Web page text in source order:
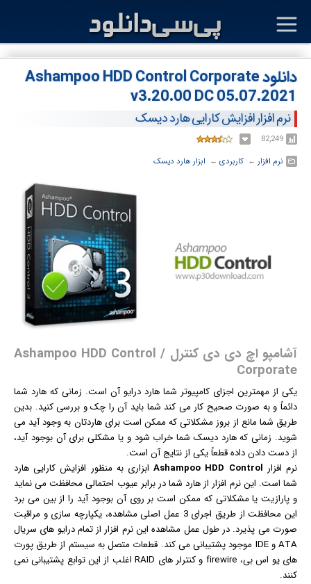
دانلود Ashampoo HDD Control Corporate
v3.20.00 DC 05.07.2021
نرم افزار افزایش کارایی هارد دیسک
82,249
نرم افزار ← ‏ کاربردی ← ‏ ابزار هارد دیسک
آشامپو اچ دی دی کنترل / Ashampoo HDD Control
Corporate
یکی از مهمترین اجزای کامپیوتر شما هارد درایو آن است. زمانی که هارد شما
دائماً و به صورت صحیح کار می کند شما باید آن را چک و بررسی کنید. بدین
طریق شما مانع از بروز مشکلاتی که ممکن است برای هاردتان به وجود آید می
شوید. زمانی که هارد دیسک شما خراب شود و یا مشکلی برای آن بوجود آید،
از دست دادن داده قطعاً یکی از نتایج آن است.
نرم افزار Ashampoo HDD Controlابزاری به منظور افزایش کارایی هارد
شما است. این نرم افزار از هارد شما در برابر عیوب احتمالی محافظت می نماید
و پارازیت یا مشکلاتی که ممکن است بر روی آن بوجود آید را از بین می برد
این محافظت از طریق اجرای 3 عمل اصلی مشاهده، یکپارچه سازی و مراقبت
صورت می پذیرد. در طول عمل مشاهده این نرم افزار از تمام درایو های سریال
ATA و IDE موجود پشتیبانی می کند. قطعات متصل به سیستم از طریق پورت
های یو اس بی، firewire و کنترلر های RAID اغلب از این توابع پشتیبانی نمی
کنند.